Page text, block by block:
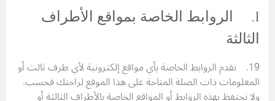
I. الروابط الخاصة بمواقع الأطراف
الثالثة
19. نقدم الروابط الخاصة بأي مواقع إلكترونية لأي طرف ثالث أو
المعلومات ذات الصلة المتاحة على هذا الموقع لراحتك فحسب.
ولا نحتفظ بهذه الروابط أو المواقع الخاصة بالأطراف الثالثة أو